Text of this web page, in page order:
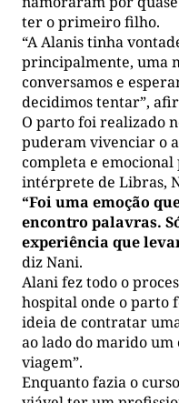
ter o primeiro filho.
“A Alanis tinha
principalmente, uma
conversamos e
decidimos tentar”,
O parto foi realizado
puderam vivenciar o
completa e emocional
intérprete de Libras,
“Foi uma emoção
encontro palavras.
experiência que
diz Nani.
Alani fez todo o
hospital onde o parto
ideia de contratar
ao lado do marido
viagem”.
Enquanto fazia o